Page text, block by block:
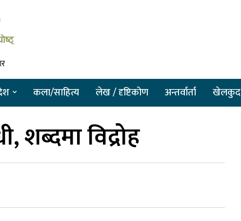
कला/साहित्य लेख / दृष्टिकोण अन्तर्वार्ता खेलकुद
विद्रोह